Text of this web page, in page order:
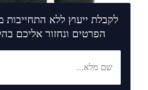
לקבלת ייעוץ ללא התחייבות
הפרטים ונחזור אליכם